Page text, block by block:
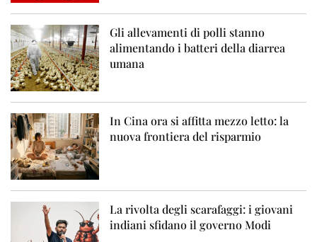
Gli allevamenti di polli stanno
alimentando i batteri della diarrea
umana
In Cina ora si affitta mezzo letto: la
nuova frontiera del risparmio
La rivolta degli scarafaggi: i giovani
indiani sfidano il governo Modi